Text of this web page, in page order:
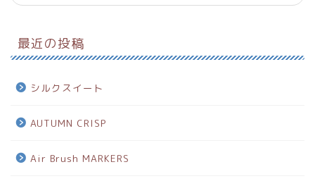
最近の投稿
シルクスイート
AUTUMN CRISP
Air Brush MARKERS